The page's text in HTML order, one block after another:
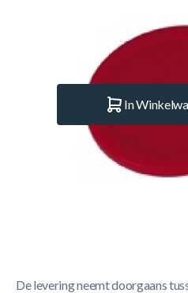
In
De levering neemt doorgaans